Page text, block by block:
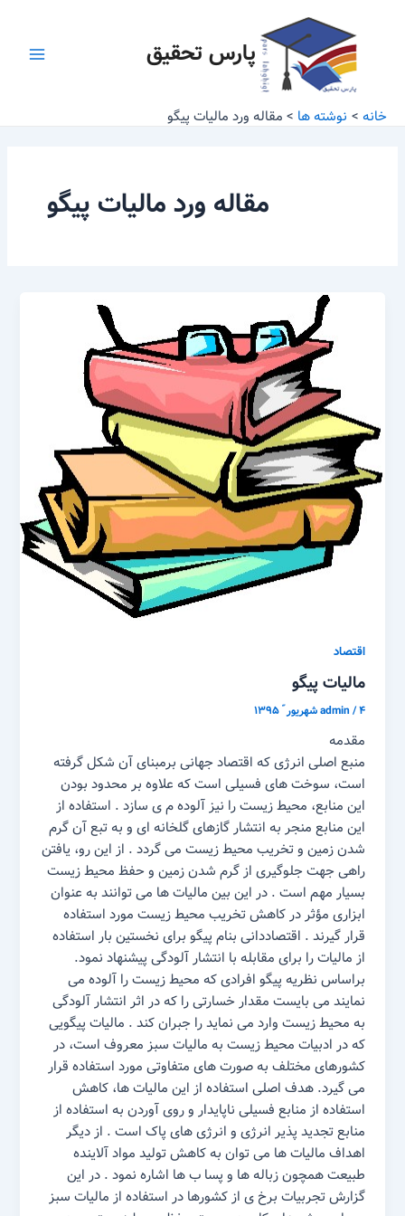
پارس تحقیق
خانه نوشته ها مقاله ورد مالیات پیگو
مقاله ورد مالیات پیگو
اقتصاد
مالیات پیگو
admin/۴ شهریور ّ ۱۳۹۵
مقدمه
منبع اصلی انرژی که اقتصاد جهانی برمبنای آن شکل گرفته
است، سوخت های فسیلی است که علاوه بر محدود بودن
این منابع، محیط زیست را نیز آلوده م ی سازد . استفاده از
این منابع منجر به انتشار گازهای گلخانه ای و به تبع آن گرم
شدن زمین و تخریب محیط زیست می گردد . از این رو، یافتن
راهی جهت جلوگیری از گرم شدن زمین و حفظ محیط زیست
بسیار مهم است . در این بین مالیات ها می توانند به عنوان
ابزاری مؤثر در کاهش تخریب محیط زیست مورد استفاده
قرار گیرند . اقتصاددانی بنام پیگو برای نخستین بار استفاده
از مالیات را برای مقابله با انتشار آلودگی پیشنهاد نمود.
براساس نظریه پیگو افرادی که محیط زیست را آلوده می
نمایند می بایست مقدار خسارتی را که در اثر انتشار آلودگی
به محیط زیست وارد می نماید را جبران کند . مالیات پیگویی
که در ادبیات محیط زیست به مالیات سبز معروف است، در
کشورهای مختلف به صورت های متفاوتی مورد استفاده قرار
می گیرد. هدف اصلی استفاده از این مالیات ها، کاهش
استفاده از منابع فسیلی ناپایدار و روی آوردن به استفاده از
منابع تجدید پذیر انرژی و انرژی های پاک است . از دیگر
اهداف مالیات ها می توان به کاهش تولید مواد آلاینده
طبیعت همچون زباله ها و پسا ب ها اشاره نمود . در این
گزارش تجربیات برخ ی از کشورها در استفاده از مالیات سبز